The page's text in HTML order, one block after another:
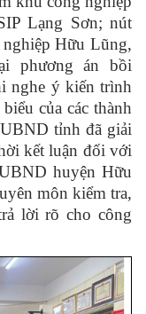
Lạng Sơn; nút
Hữu Lũng,
phương án bồi
nghe ý kiến trình
của các thành
tỉnh đã giải
kết luận đối với
huyện Hữu
môn kiểm tra,
lời rõ cho công